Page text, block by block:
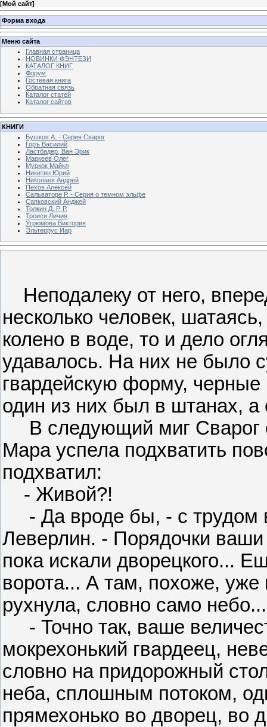
[Мой сайт]
Форма входа
Меню сайта
Главная страница
НОВИНКИ ФЭНТЕЗИ
КАТАЛОГ КНИГ
Форум
Гостевая книга
Обратная связь
Каталог статей
Каталог сайтов
КНИГИ
Бушков А. - Серия Сварог
Горъ Василий
Ластбадер, Ван Эрик
Маркеев Олег
Муркок Майкл
Никитин Юрий
Николаев Андрей
Пехов Алексей
Сальваторе Р. - Серия о темном эльфе
Сапковский Анджей
Толкин Д. Р. Р.
Троиси Личия
Угрюмова Виктория
Эльтеррус Иар
Неподалеку от него,
несколько человек,
колено в воде, то и дело
удавалось. На них не было
гвардейскую форму, черные
один из них был в штанах, а
В следующий миг Сварог
Мара успела подхватить
подхватил:
- Живой?!
- Да вроде бы, - с трудом
Леверлин. - Порядочки
пока искали дворецкого...
ворота... А там, похоже, уже
рухнула, словно само небо...
- Точно так, ваше
мокрехонький гвардеец,
словно на придорожный
неба, сплошным потоком,
прямехонько во дворец, во